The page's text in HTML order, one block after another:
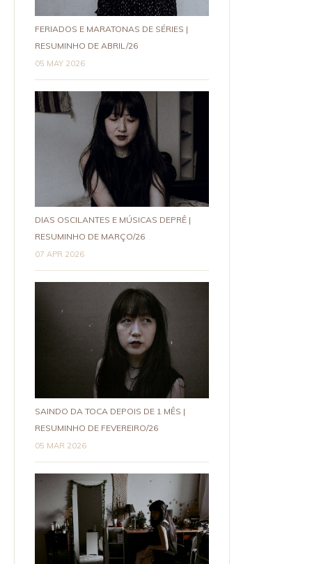
FERIADOS E MARATONAS DE SÉRIES |
RESUMINHO DE ABRIL/26
05 MAY 2026
DIAS OSCILANTES E MÚSICAS DEPRÊ |
RESUMINHO DE MARÇO/26
07 APR 2026
SAINDO DA TOCA DEPOIS DE 1 MÊS |
RESUMINHO DE FEVEREIRO/26
05 MAR 2026